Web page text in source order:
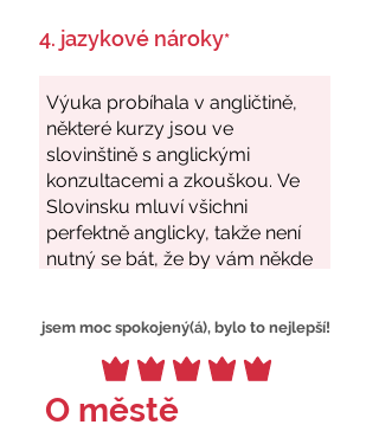
4. jazykové nároky*
jsem moc spokojený(á), bylo to nejlepší!
O městě